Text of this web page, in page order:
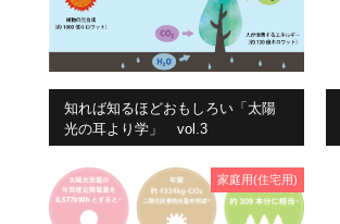
知れば知るほどおもしろい「太陽
光の耳より学」 vol.3
家庭用(住宅用)